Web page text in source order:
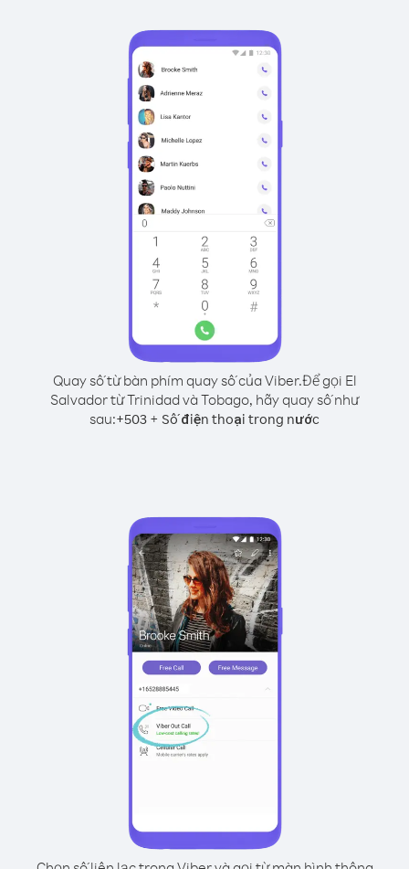
Quay số từ bàn phím quay số của Viber.Để gọi El
Salvador từ Trinidad và Tobago, hãy quay số như
sau:+503 + Số điện thoại trong nước